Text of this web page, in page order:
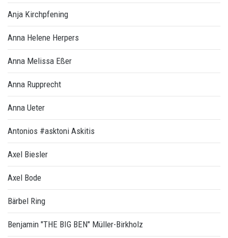
Anja Kirchpfening
Anna Helene Herpers
Anna Melissa Eßer
Anna Rupprecht
Anna Ueter
Antonios #asktoni Askitis
Axel Biesler
Axel Bode
Bärbel Ring
Benjamin "THE BIG BEN" Müller-Birkholz